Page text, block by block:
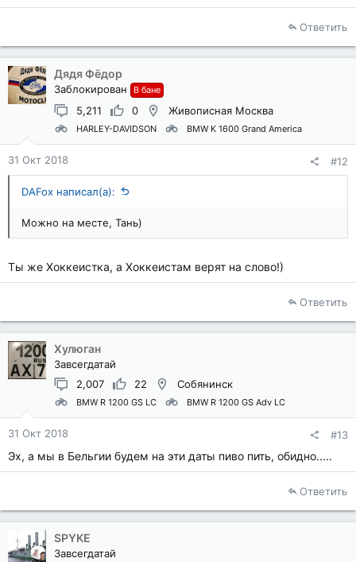
Ответить
Дядя Фёдор
Заблокирован В бане
5,211 0 Живописная Москва
HARLEY-DAVIDSON BMW K 1600 Grand America
31 Окт 2018 #12
DAFox написал(а):
Можно на месте, Тань)
Ты же Хоккеистка, а Хоккеистам верят на слово!)
Ответить
Хулюган
Завсегдатай
2,007
22 Собянинск
BMW R 1200 GS LC BMW R 1200 GS Adv LC
31 Окт 2018 #13
Эх, а мы в Бельгии будем на эти даты пиво пить, обидно.....
Ответить
SPYKE
Завсегдатай